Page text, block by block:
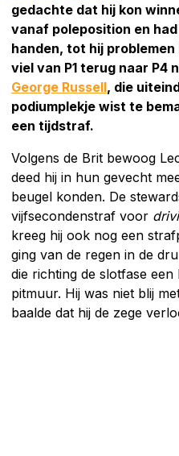
gedachte dat hij kon
vanaf poleposition en
handen, tot hij problemen
viel van P1 terug naar P4
George Russell, die
podiumplekje wist te
een tijdstraf.
Volgens de Brit bewoog
deed hij in hun gevecht
beugel konden. De
vijfsecondenstraf voor
kreeg hij ook nog een
ging van de regen in de
die richting de slotfase
pitmuur. Hij was niet blij
baalde dat hij de zege